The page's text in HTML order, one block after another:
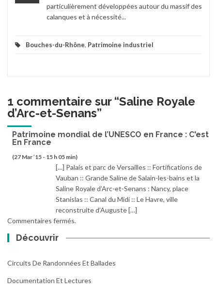
particulièrement développées autour du massif des
calanques et à nécessité...
Bouches-du-Rhône, Patrimoine industriel
1 commentaire sur “Saline Royale
d’Arc-et-Senans”
Patrimoine mondial de l’UNESCO en France : C'est
En France
(27 Mar ’15 - 15 h 05 min)
[…] Palais et parc de Versailles :: Fortifications de
Vauban :: Grande Saline de Salain-les-bains et la
Saline Royale d’Arc-et-Senans : Nancy, place
Stanislas :: Canal du Midi :: Le Havre, ville
reconstruite d’Auguste […]
Commentaires fermés.
Découvrir
Circuits De Randonnées Et Ballades
Documentation Et Lectures